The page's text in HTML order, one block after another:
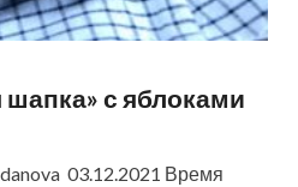
с яблоками
03.12.2021 Время